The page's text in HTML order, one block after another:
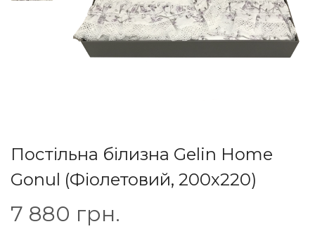
Постільна білизна Gelin Home
Gonul (Фіолетовий, 200х220)
7 880 грн.